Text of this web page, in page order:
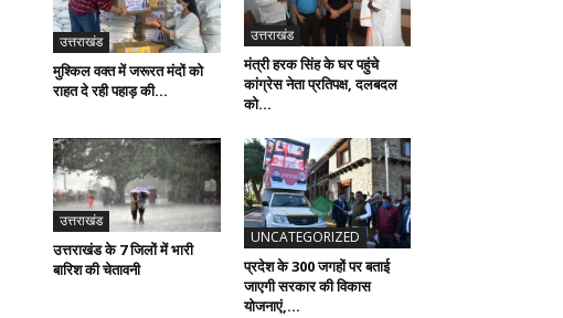
उत्तराखंड
मुश्किल वक्त में जरूरत मंदों को
राहत दे रही पहाड़ की...
उत्तराखंड
मंत्री हरक सिंह के घर पहुंचे
कांग्रेस नेता प्रतिपक्ष, दलबदल
को...
उत्तराखंड
उत्तराखंड के 7 जिलों में भारी
बारिश की चेतावनी
UNCATEGORIZED
प्रदेश के 300 जगहों पर बताई
जाएगी सरकार की विकास
योजनाएं,...